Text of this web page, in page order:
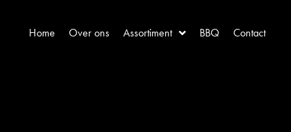
Home Over ons Assortiment BBQ Contact